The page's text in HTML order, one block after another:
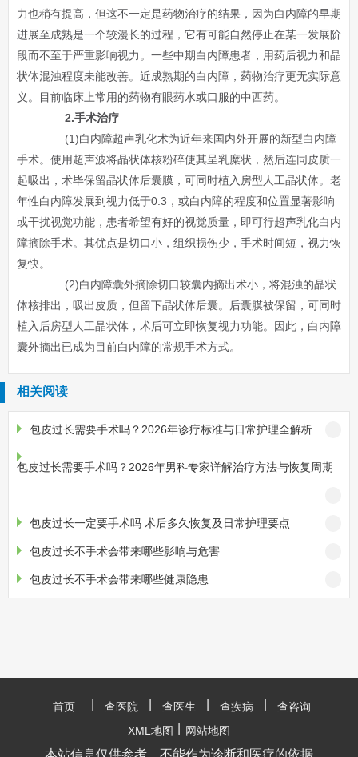
力也稍有提高，但这不一定是药物治疗的结果，因为白内障的早期
进展至成熟是一个较漫长的过程，它有可能自然停止在某一发展阶
段而不至于严重影响视力。一些中期白内障患者，用药后视力和晶
状体混浊程度未能改善。近成熟期的白内障，药物治疗更无实际意
义。目前临床上常用的药物有眼药水或口服的中西药。
2.手术治疗
(1)白内障超声乳化术为近年来国内外开展的新型白内障
手术。使用超声波将晶状体核粉碎使其呈乳糜状，然后连同皮质一
起吸出，术毕保留晶状体后囊膜，可同时植入房型人工晶状体。老
年性白内障发展到视力低于0.3，或白内障的程度和位置显著影响
或干扰视觉功能，患者希望有好的视觉质量，即可行超声乳化白内
障摘除手术。其优点是切口小，组织损伤少，手术时间短，视力恢
复快。
(2)白内障囊外摘除切口较囊内摘出术小，将混浊的晶状
体核排出，吸出皮质，但留下晶状体后囊。后囊膜被保留，可同时
植入后房型人工晶状体，术后可立即恢复视力功能。因此，白内障
囊外摘出已成为目前白内障的常规手术方式。
相关阅读
包皮过长需要手术吗？2026年诊疗标准与日常护理全解析
包皮过长需要手术吗？2026年男科专家详解治疗方法与恢复周期
包皮过长一定要手术吗 术后多久恢复及日常护理要点
包皮过长不手术会带来哪些影响与危害
包皮过长不手术会带来哪些健康隐患
首页 查医院 查医生 查疾病
查咨询
XML地图
网站地图
本站信息仅供参考，不能作为诊断和医疗的依据